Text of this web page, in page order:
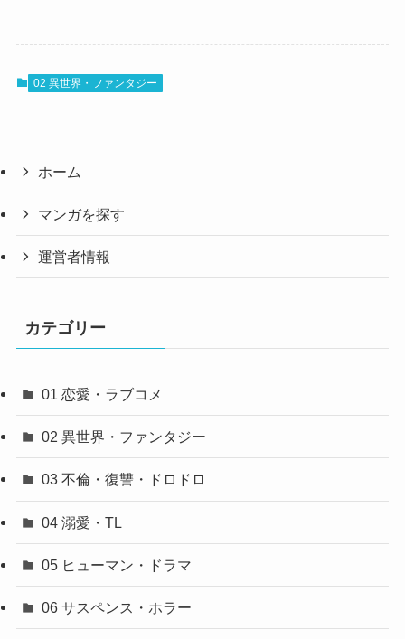
02 異世界・ファンタジー
ホーム
マンガを探す
運営者情報
カテゴリー
01 恋愛・ラブコメ
02 異世界・ファンタジー
03 不倫・復讐・ドロドロ
04 溺愛・TL
05 ヒューマン・ドラマ
06 サスペンス・ホラー